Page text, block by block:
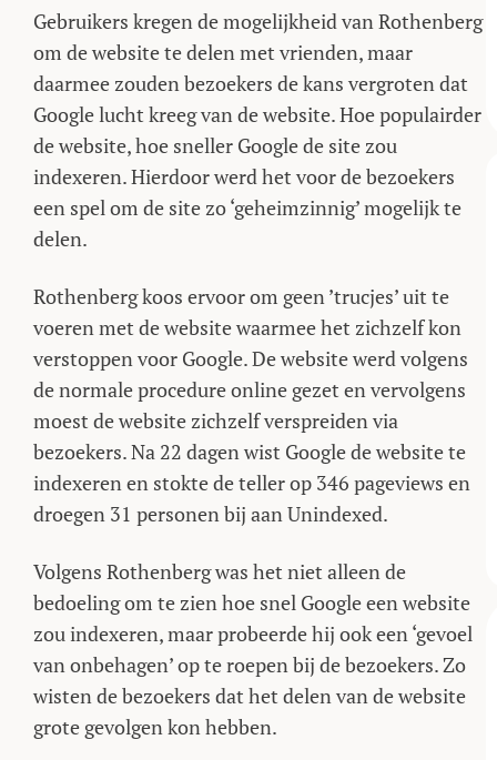
Gebruikers kregen de mogelijkheid van Rothenberg
om de website te delen met vrienden, maar
daarmee zouden bezoekers de kans vergroten dat
Google lucht kreeg van de website. Hoe populairder
de website, hoe sneller Google de site zou
indexeren. Hierdoor werd het voor de bezoekers
een spel om de site zo ‘geheimzinnig’ mogelijk te
delen.
Rothenberg koos ervoor om geen ’trucjes’ uit te
voeren met de website waarmee het zichzelf kon
verstoppen voor Google. De website werd volgens
de normale procedure online gezet en vervolgens
moest de website zichzelf verspreiden via
bezoekers. Na 22 dagen wist Google de website te
indexeren en stokte de teller op 346 pageviews en
droegen 31 personen bij aan Unindexed.
Volgens Rothenberg was het niet alleen de
bedoeling om te zien hoe snel Google een website
zou indexeren, maar probeerde hij ook een ‘gevoel
van onbehagen’ op te roepen bij de bezoekers. Zo
wisten de bezoekers dat het delen van de website
grote gevolgen kon hebben.